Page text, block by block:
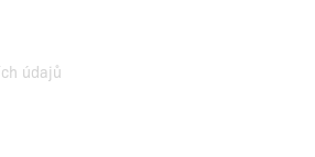
údajů